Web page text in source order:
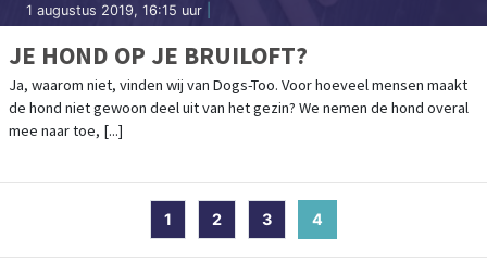
1 augustus 2019, 16:15 uur
JE HOND OP JE BRUILOFT?
Ja, waarom niet, vinden wij van Dogs-Too. Voor hoeveel mensen maakt
de hond niet gewoon deel uit van het gezin? We nemen de hond overal
mee naar toe, [...]
1 2 3 4